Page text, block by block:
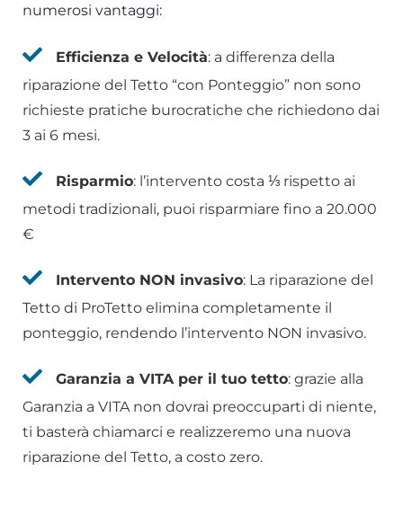
numerosi vantaggi:
Efficienza e Velocità: a differenza della
riparazione del Tetto “con Ponteggio” non sono
richieste pratiche burocratiche che richiedono dai
3 ai 6 mesi.
Risparmio: l’intervento costa ⅓ rispetto ai
metodi tradizionali, puoi risparmiare fino a 20.000
€
Intervento NON invasivo: La riparazione del
Tetto di ProTetto elimina completamente il
ponteggio, rendendo l’intervento NON invasivo.
Garanzia a VITA per il tuo tetto: grazie alla
Garanzia a VITA non dovrai preoccuparti di niente,
ti basterà chiamarci e realizzeremo una nuova
riparazione del Tetto, a costo zero.